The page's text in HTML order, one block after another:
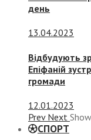
день
13.04.2023
Відбудують
Епіфаній
громади
12.01.2023
Prev Next
СПОРТ